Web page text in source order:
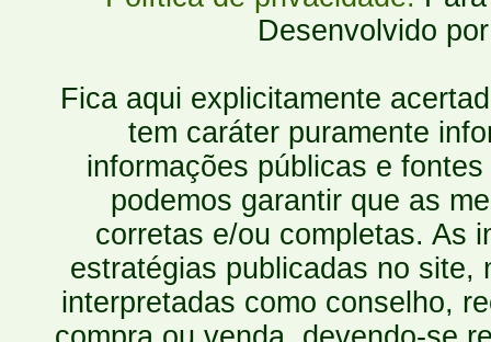
Desenvolvido
Fica aqui explicitamente
tem caráter puramente
informações públicas e
podemos garantir que as
corretas e/ou completas. As
estratégias publicadas no site,
interpretadas como conselho,